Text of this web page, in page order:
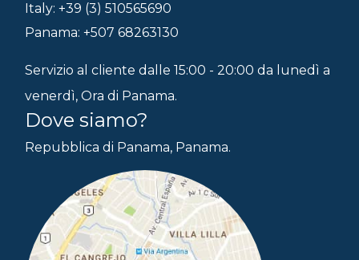
Italy: +39 (3) 510565690
Panama: +507 68263130
Servizio al cliente dalle 15:00 - 20:00 da lunedì a
venerdì, Ora di Panama.
Dove siamo?
Repubblica di Panama, Panama.